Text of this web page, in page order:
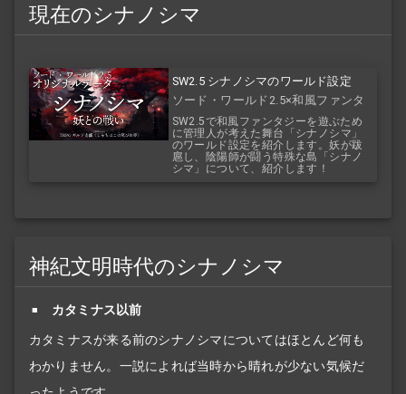
現在のシナノシマ
SW2.5 シナノシマのワールド設定
ソード・ワールド2.5×和風ファンタ
ジー
SW2.5で和風ファンタジーを遊ぶため
に管理人が考えた舞台「シナノシマ」
のワールド設定を紹介します。妖が跋
扈し、陰陽師が闘う特殊な島「シナノ
シマ」について、紹介します！
神紀文明時代のシナノシマ
カタミナス以前
カタミナスが来る前のシナノシマについてはほとんど何も
わかりません。一説によれば当時から晴れが少ない気候だ